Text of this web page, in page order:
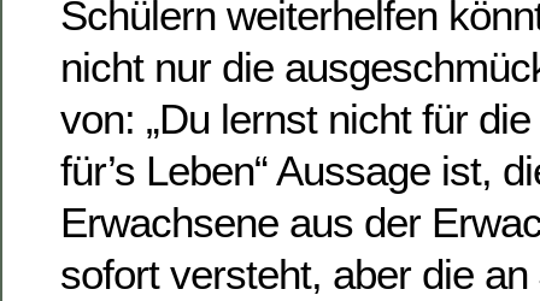
Schülern weiterhelfen
nicht nur die
von: „Du lernst nicht für
für’s Leben“ Aussage ist,
Erwachsene aus der
sofort versteht, aber die